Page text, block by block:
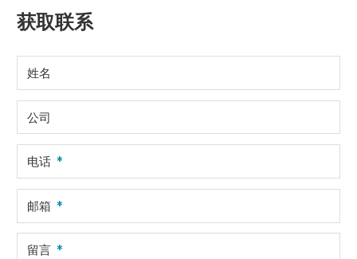
获取联系
姓名
公司
电话
邮箱
留言